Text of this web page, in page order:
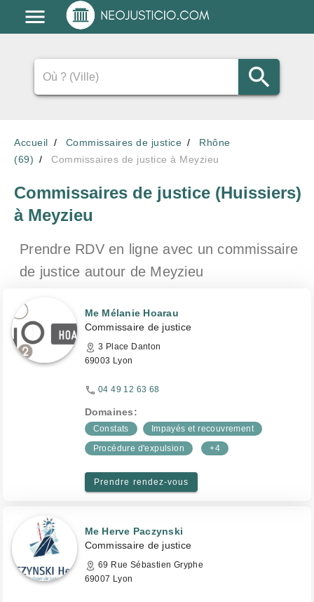
Accueil Commissaires de justice
Rhône
(69)
Commissaires de justice à Meyzieu
Commissaires de justice (Huissiers)
à Meyzieu
Prendre RDV en ligne avec un commissaire
de justice autour de Meyzieu
Me Mélanie Hoarau
Commissaire de justice
3 Place Danton
69003 Lyon
04 49 12 63 68
Domaines:
Constats
Impayés et recouvrement
Procédure d'expulsion
+4
Prendre rendez-vous
Me Herve Paczynski
Commissaire de justice
69 Rue Sébastien Gryphe
69007 Lyon